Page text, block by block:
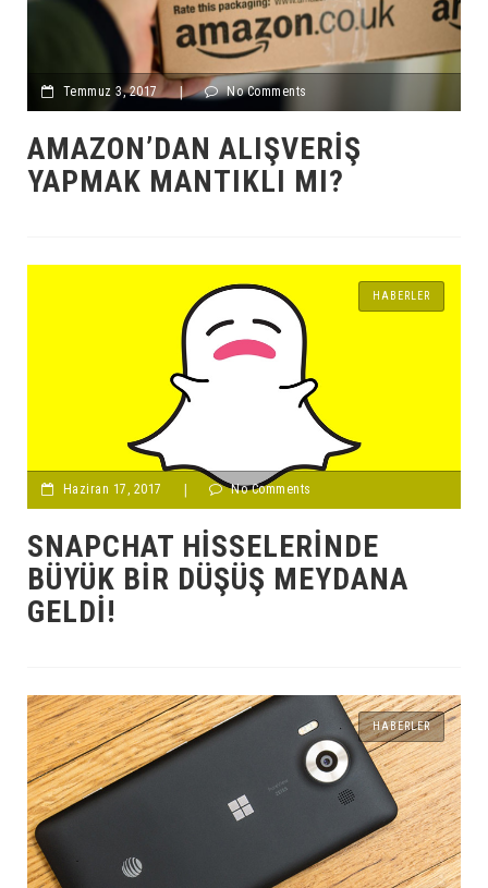
Temmuz 3, 2017 | No Comments
AMAZON’DAN ALIŞVERIŞ
YAPMAK MANTIKLI MI?
HABERLER
Haziran 17, 2017 No Comments
SNAPCHAT HISSELERINDE
BÜYÜK BIR DÜŞÜŞ MEYDANA
GELDI!
HABERLER